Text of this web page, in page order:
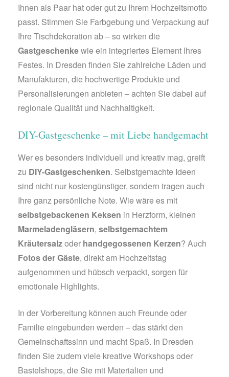
Ihnen als Paar hat oder gut zu Ihrem Hochzeitsmotto
passt. Stimmen Sie Farbgebung und Verpackung auf
Ihre Tischdekoration ab – so wirken die
Gastgeschenkewie ein integriertes Element Ihres
Festes. In Dresden finden Sie zahlreiche Läden und
Manufakturen, die hochwertige Produkte und
Personalisierungen anbieten – achten Sie dabei auf
regionale Qualität und Nachhaltigkeit.
DIY-Gastgeschenke – mit Liebe handgemacht
Wer es besonders individuell und kreativ mag, greift
zu DIY-Gastgeschenken. Selbstgemachte Ideen
sind nicht nur kostengünstiger, sondern tragen auch
Ihre ganz persönliche Note. Wie wäre es mit
selbstgebackenen Keksen in Herzform, kleinen
Marmeladengläsern, selbstgemachtem
Kräutersalzoder handgegossenen Kerzen? Auch
Fotos der Gäste, direkt am Hochzeitstag
aufgenommen und hübsch verpackt, sorgen für
emotionale Highlights.
In der Vorbereitung können auch Freunde oder
Familie eingebunden werden – das stärkt den
Gemeinschaftssinn und macht Spaß. In Dresden
finden Sie zudem viele kreative Workshops oder
Bastelshops, die Sie mit Materialien und